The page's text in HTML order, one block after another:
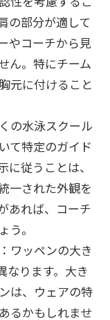
の部分が適して
やコーチから見
ん。特にチーム
元に付けること
の水泳スクール
て特定のガイド
従うことは、
一された外観を
あれば、コーチ
。
ワッペンの大き
なります。大き
は、ウェアの特
るかもしれませ